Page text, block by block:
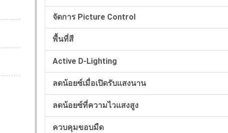
จัดการ Picture Control
พื้นที่สี
Active D-Lighting
ลดน้อยซ์เมื่อเปิดรับแสงนาน
ลดน้อยซ์ที่ความไวแสงสูง
ควบคุมขอบมืด